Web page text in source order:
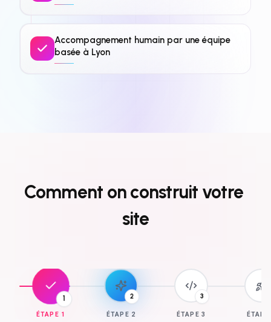
Accompagnement humain par une équipe
basée à Lyon
Comment onconstruit votre
site
1
ÉTAPE 1
2
ÉTAPE 2
3
ÉTAPE 3 ÉTAPE